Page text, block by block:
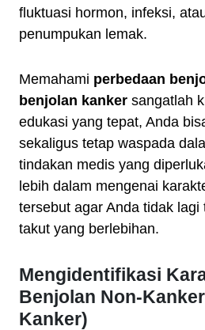
fluktuasi hormon, infeksi,
penumpukan lemak.
Memahami perbedaan
benjolan kanker sangatlah
edukasi yang tepat, Anda
sekaligus tetap waspada
tindakan medis yang
lebih dalam mengenai
tersebut agar Anda tidak
takut yang berlebihan.
Mengidentifikasi
Benjolan Non-
Kanker)